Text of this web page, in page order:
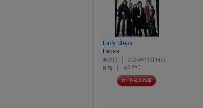
Early Steps
Faces
発売日
2025年11月14日
価格
￥3,290